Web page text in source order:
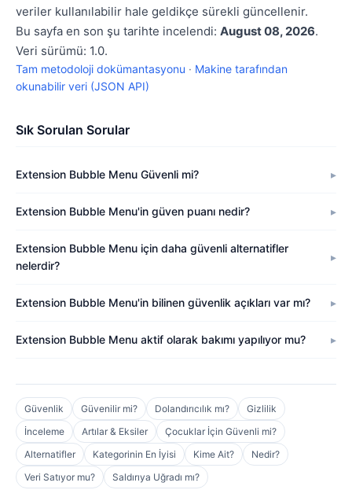
veriler kullanılabilir hale geldikçe sürekli güncellenir.
Bu sayfa en son şu tarihte incelendi: August 08, 2026.
Veri sürümü: 1.0.
Tam metodoloji dokümantasyonu · Makine tarafından
okunabilir veri (JSON API)
Sık Sorulan Sorular
Extension Bubble Menu Güvenli mi?
Extension Bubble Menu'in güven puanı nedir?
Extension Bubble Menu için daha güvenli alternatifler
nelerdir?
Extension Bubble Menu'in bilinen güvenlik açıkları var mı?
Extension Bubble Menu aktif olarak bakımı yapılıyor mu?
Güvenlik Güvenilir mi? Dolandırıcılık mı?
Gizlilik
İnceleme
Artılar & Eksiler
Çocuklar İçin Güvenli mi?
Alternatifler
Kategorinin En İyisi Kime Ait?
Nedir?
Veri Satıyor mu?
Saldırıya Uğradı mı?